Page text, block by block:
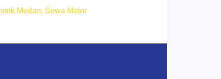
Medan, Sewa Motor